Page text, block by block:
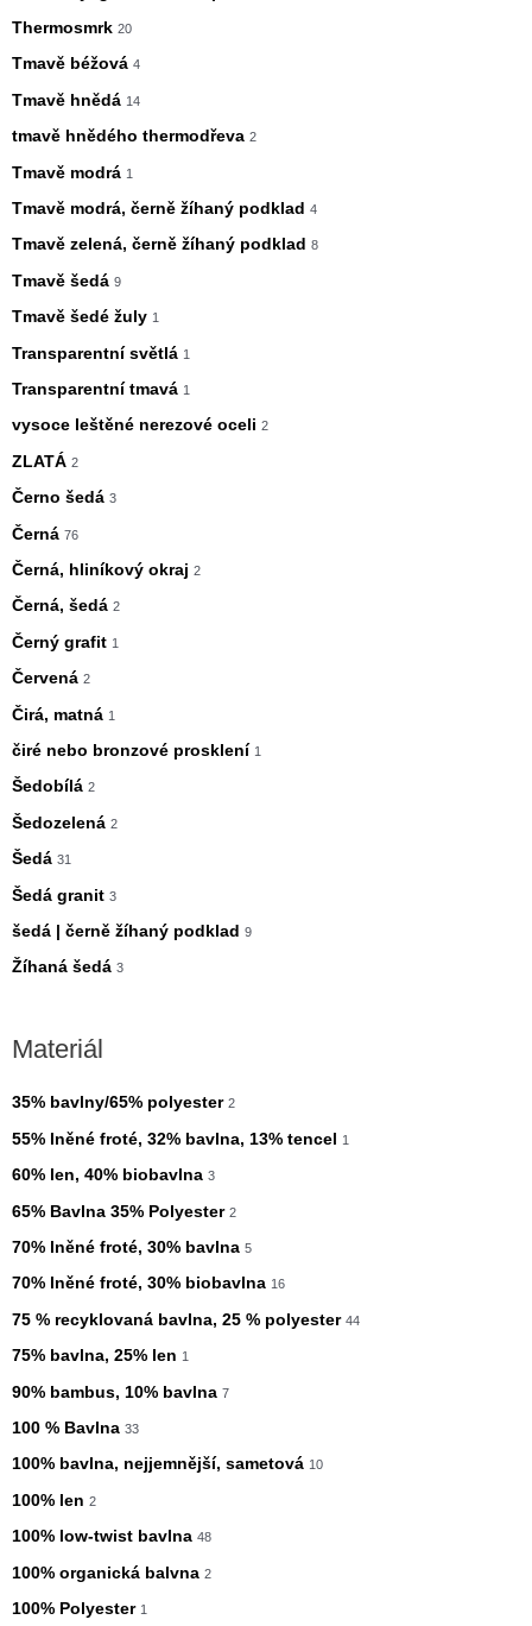
Thermosmrk 20
Tmavě béžová 4
Tmavě hnědá 14
tmavě hnědého thermodřeva 2
Tmavě modrá 1
Tmavě modrá, černě žíhaný podklad 4
Tmavě zelená, černě žíhaný podklad 8
Tmavě šedá 9
Tmavě šedé žuly 1
Transparentní světlá 1
Transparentní tmavá 1
vysoce leštěné nerezové oceli 2
ZLATÁ 2
Černo šedá 3
Černá 76
Černá, hliníkový okraj 2
Černá, šedá 2
Černý grafit 1
Červená 2
Čirá, matná 1
čiré nebo bronzové prosklení 1
Šedobílá 2
Šedozelená 2
Šedá 31
Šedá granit 3
šedá | černě žíhaný podklad 9
Žíhaná šedá 3
Materiál
35% bavlny/65% polyester 2
55% lněné froté, 32% bavlna, 13% tencel 1
60% len, 40% biobavlna 3
65% Bavlna 35% Polyester 2
70% lněné froté, 30% bavlna 5
70% lněné froté, 30% biobavlna 16
75 % recyklovaná bavlna, 25 % polyester 44
75% bavlna, 25% len 1
90% bambus, 10% bavlna 7
100 % Bavlna 33
100% bavlna, nejjemnější, sametová 10
100% len 2
100% low-twist bavlna 48
100% organická balvna 2
100% Polyester 1